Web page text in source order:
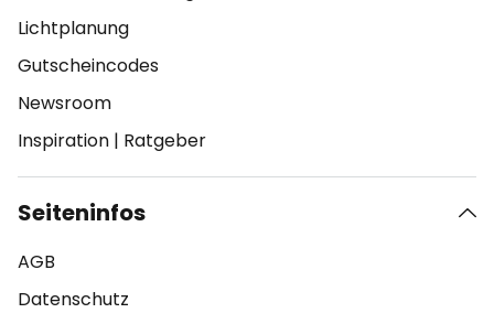
Lichtplanung
Gutscheincodes
Newsroom
Inspiration | Ratgeber
Seiteninfos
AGB
Datenschutz